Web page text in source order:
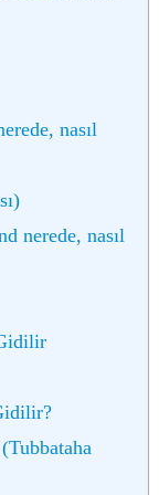
nasıl
nerede, nasıl